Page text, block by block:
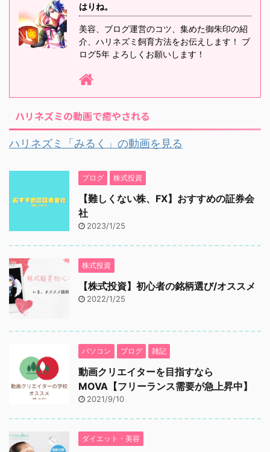
はりね。
美容、ブログ運営のコツ、集めた御朱印の紹
介、ハリネズミ飼育方法をお伝えします！ ブ
ログ5年 よろしくお願いします！
ハリネズミの動画で癒やされる
ハリネズミ「みるく」の動画を見る
ブログ 株式投資
【難しくない株、FX】おすすめの証券会
社
2023/1/25
株式投資
【株式投資】初心者の銘柄選び/オススメ
2022/1/25
パソコン ブログ 雑記
動画クリエイターを目指すなら
MOVA【フリーランス需要が急上昇中】
2021/9/10
ダイエット・美容